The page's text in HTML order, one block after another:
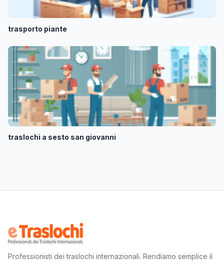
trasporto piante
traslochi a sesto san giovanni
Professionisti dei traslochi internazionali. Rendiamo semplice il